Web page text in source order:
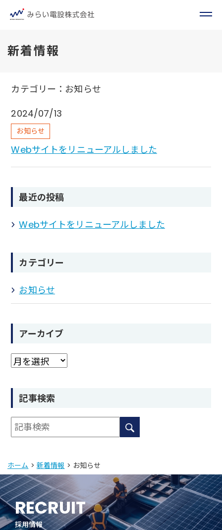
新着情報
カテゴリー：お知らせ
2024/07/13
お知らせ
Webサイトをリニューアルしました
最近の投稿
Webサイトをリニューアルしました
カテゴリー
お知らせ
アーカイブ
記事検索
ホーム > 新着情報 > お知らせ
RECRUIT
採用情報